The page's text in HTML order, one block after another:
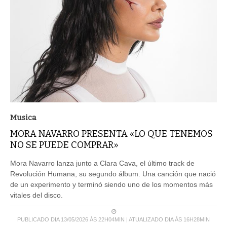
Musica
MORA NAVARRO PRESENTA «LO QUE TENEMOS
NO SE PUEDE COMPRAR»
Mora Navarro lanza junto a Clara Cava, el último track de
Revolución Humana, su segundo álbum. Una canción que nació
de un experimento y terminó siendo uno de los momentos más
vitales del disco.
PUBLICADO DIA 13/05/2026 ÀS 22H04MIN | ATUALIZADO DIA ÀS 16H28MIN